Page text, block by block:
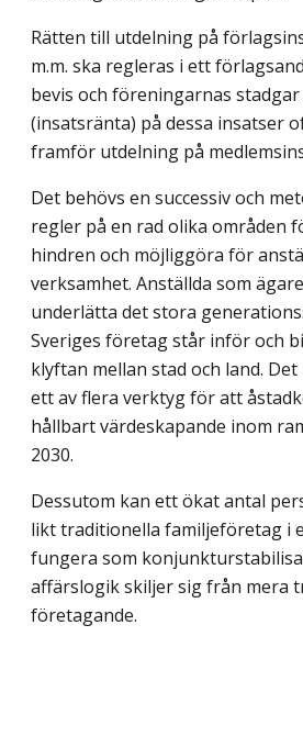
Rätten till utdelning på
m.m. ska regleras i ett
bevis och föreningarnas
(insatsränta) på dessa insatser
framför utdelning på
Det behövs en successiv och
regler på en rad olika områden
hindren och möjliggöra för
verksamhet. Anställda som
underlätta det stora
Sveriges företag står inför och
klyftan mellan stad och land. Det
ett av flera verktyg för att
hållbart värdeskapande inom
2030.
Dessutom kan ett ökat antal
likt traditionella familjeföretag i
fungera som
affärslogik skiljer sig från mera
företagande.